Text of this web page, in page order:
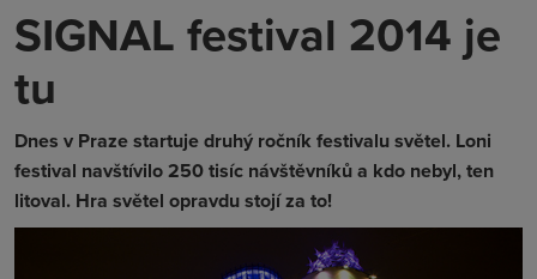
SIGNAL festival 2014 je
tu
Dnes v Praze startuje druhý ročník festivalu světel. Loni
festival navštívilo 250 tisíc návštěvníků a kdo nebyl, ten
litoval. Hra světel opravdu stojí za to!